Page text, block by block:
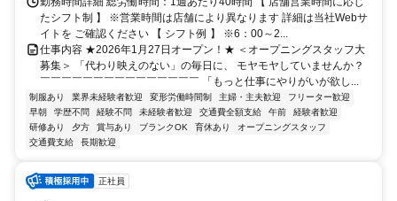
たシフト制 】 ※営業時間は店舗により異なります 詳細は当社Webサ
イトを ご確認ください 【 シフト例 】 ※6：00～2...
仕事内容 ★2026年1月27日オープン！★ ＜オープニングスタッフ大
募集＞ 「代わり映えのない」の毎日に、 モヤモヤしていませんか？
￣￣￣￣￣￣￣￣￣￣￣￣￣￣￣ 「もっと仕事にやりがいが欲し...
制服あり 業界未経験者歓迎 変形労働時間制 主婦・主夫歓迎
フリーター歓迎
早朝
学歴不問 経験不問 未経験者歓迎 交通費全額支給 午前
経験者歓迎
研修あり
夕方 賞与あり ブランクOK 育休あり
オープニングスタッフ
交通費支給
長期歓迎
正社員